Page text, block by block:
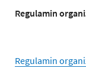
Regulamin
Regulamin